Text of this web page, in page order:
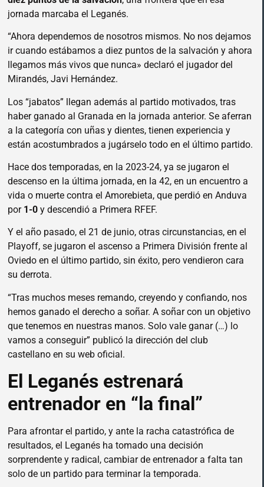
jornada marcaba el Leganés.
“Ahora dependemos de nosotros mismos. No nos dejamos
ir cuando estábamos a diez puntos de la salvación y ahora
llegamos más vivos que nunca» declaró el jugador del
Mirandés, Javi Hernández.
Los “jabatos” llegan además al partido motivados, tras
haber ganado al Granada en la jornada anterior. Se aferran
a la categoría con uñas y dientes, tienen experiencia y
están acostumbrados a jugárselo todo en el último partido.
Hace dos temporadas, en la 2023-24, ya se jugaron el
descenso en la última jornada, en la 42, en un encuentro a
vida o muerte contra el Amorebieta, que perdió en Anduva
por 1-0 y descendió a Primera RFEF.
Y el año pasado, el 21 de junio, otras circunstancias, en el
Playoff, se jugaron el ascenso a Primera División frente al
Oviedo en el último partido, sin éxito, pero vendieron cara
su derrota.
“Tras muchos meses remando, creyendo y confiando, nos
hemos ganado el derecho a soñar. A soñar con un objetivo
que tenemos en nuestras manos. Solo vale ganar (…) lo
vamos a conseguir” publicó la dirección del club
castellano en su web oficial.
El Leganés estrenará
entrenador en “la final”
Para afrontar el partido, y ante la racha catastrófica de
resultados, el Leganés ha tomado una decisión
sorprendente y radical, cambiar de entrenador a falta tan
solo de un partido para terminar la temporada.